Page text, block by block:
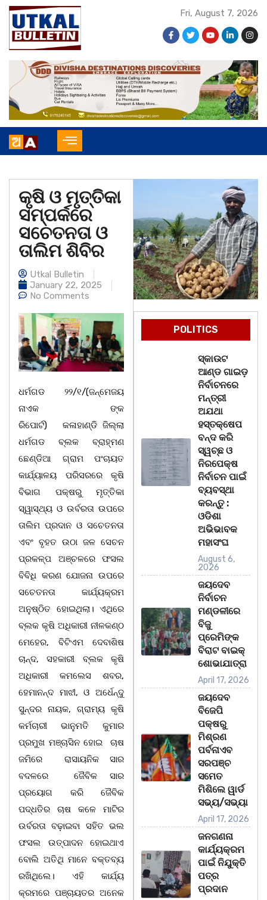
Fri, August 7, 2026
କୃଷି ଓ ମୃତ୍ତିକା
ସମ୍ପର୍କରେ
ସଚେତନତା ଓ
ତାଲିମ ଶିବିର
Utkal Bulletin
January 22, 2025
No Comments
ଧର୍ମଗଡ ୨୨/୧/(ଜନ୍ମେଜୟ
ନାଏକ ଙ୍କ
ରିପୋର୍ଟ) କଳାହାଣ୍ଡି ଜିଲ୍ଲା
ଧର୍ମଗଡ ବ୍ଲକ ବ୍ରାହ୍ମଣ
ଛେଣ୍ଡିଆ ଗ୍ରାମ ପଂଚାୟତ
କାର୍ଯ୍ୟାଳୟ ପରିସରରେ କୃଷି
ବିଭାଗ ପକ୍ଷରୁ ମୃତ୍ତିକା
ସ୍ୱାସ୍ଥ୍ୟ ଓ ଉର୍ବରତା ଉପରେ
ତାଲିମ ପ୍ରଦାନ ଓ ସଚେତନତା
ଏବଂ ବୃହତ ଉଠା ଜଳ ସେଚନ
ପ୍ରକଳ୍ପ ଅଞ୍ଚଳରେ ଫସଲ
ବିବିଧି କରଣ ଯୋଜନା ଉପରେ
ସଚେତନତା କାର୍ଯ୍ୟକ୍ରମ
ଅନୁଷ୍ଠିତ ହୋଇଥିଲା। ଏଥିରେ
ବ୍ଲକ କୃଷି ଅଧିକାରୀ ନୀଳକଣ୍ଠ
ମେହେର, ବିଟିଏମ ଦେବାଶିଷ
ଚାନ୍ଦ, ସହକାରୀ ବ୍ଲକ କୃଷି
ଅଧିକାରୀ କମଲେସ ଶବର,
ହେମାନନ୍ଦ ମାଝୀ, ଓ ଅର୍ଧେନ୍ଦୁ
ସୁନ୍ଦର ନାୟକ, ଗ୍ରାମ୍ୟ କୃଷି
କର୍ମଚାରୀ ଭାନୁମତି କୁମାର
ପ୍ରମୁଖ ମଞ୍ଚାସିନ ହୋଇ ଚାଷ
ଜମିରେ ରାସାୟନିକ ସାର
ବଦଳରେ ଜୈବିକ ସାର
ପ୍ରୟୋଗ କରି ଜୈବିକ
ପଦ୍ଧତିର ଚାଷ କଳେ ମାଟିର
ଉର୍ବରତା ବଢ଼ାଇବା ସହିତ ଭଲ
ଫସଲ ଉତ୍ପାଦନ ହୋଇଥାଏ
ବୋଲି ଅତିଥି ମାନେ ବକ୍ତବ୍ୟ
ରଖିଥିଲେ। ଏହି କାର୍ଯ୍ୟ
କ୍ରମରେ ପଞ୍ଚାୟତର ଅନେକ
POLITICS
ସ୍କାଉଟ
ଆଣ୍ଡ ଗାଇଡ଼
ନିର୍ବାଚନରେ
ମନ୍ତ୍ରୀ
ଅଯଥା
ହସ୍ତକ୍ଷେପ
ବନ୍ଦ କରି
ସ୍ୱଚ୍ଛ ଓ
ନିରପେକ୍ଷ
ନିର୍ବାଚନ ପାଇଁ
ବ୍ୟବସ୍ଥା
କରନ୍ତୁ :
ଓଡିଶା
ଅଭିଭାବକ
ମହାସଂଘ
August 6,
2026
ଜୟଦେବ
ନିର୍ବାଚନ
ମଣ୍ଡଳୀରେ
ବିଜୁ
ପ୍ରେମିଙ୍କ
ବିରାଟ ବାଇକ୍
ଶୋଭାଯାତ୍ରା
April 17, 2026
ଜୟଦେବ
ବିଜେପି
ପକ୍ଷରୁ
ମିଶ୍ରଣ
ପର୍ବନାଏବ
ସରପଞ୍ଚ
ସମେତ
ମିଶିଲେ ୱାର୍ଡ
ସଭ୍ୟ/ସଭ୍ୟା
April 17, 2026
ଜନଗଣନା
କାର୍ଯ୍ୟକ୍ରମ
ପାଇଁ ନିଯୁକ୍ତି
ପତ୍ର
ପ୍ରଦାନ